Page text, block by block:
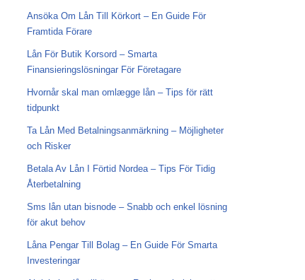
Ansöka Om Lån Till Körkort – En Guide För
Framtida Förare
Lån För Butik Korsord – Smarta
Finansieringslösningar För Företagare
Hvornår skal man omlægge lån – Tips för rätt
tidpunkt
Ta Lån Med Betalningsanmärkning – Möjligheter
och Risker
Betala Av Lån I Förtid Nordea – Tips För Tidig
Återbetalning
Sms lån utan bisnode – Snabb och enkel lösning
för akut behov
Låna Pengar Till Bolag – En Guide För Smarta
Investeringar